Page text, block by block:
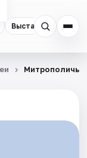
Выставки
Митрополичье